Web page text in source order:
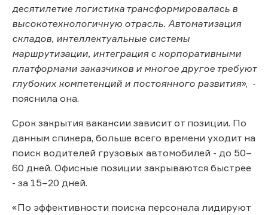
десятилетие логистика трансформировалась в
высокотехнологичную отрасль. Автоматизация
складов, интеллектуальные системы
маршрутизации, интеграция с корпоративными
платформами заказчиков и многое другое требуют
глубоких компетенций и постоянного развития», -
пояснила она.
Срок закрытия вакансии зависит от позиции. По
данным спикера, больше всего времени уходит на
поиск водителей грузовых автомобилей - до 50–
60 дней. Офисные позиции закрываются быстрее
- за 15–20 дней.
«По эффективности поиска персонала лидируют